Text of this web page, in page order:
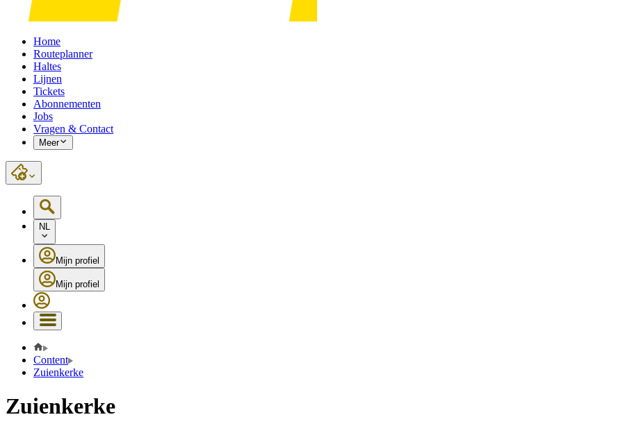
Home
Routeplanner
Haltes
Lijnen
Tickets
Abonnementen
Jobs
Vragen & Contact
Meer
NL
Mijn profiel
Mijn profiel
Content
Zuienkerke
Zuienkerke